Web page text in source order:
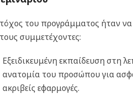
του προγράμματος ήταν να
συμμετέχοντες:
Εξειδικευμένη εκπαίδευση στη
ανατομία του προσώπου για
ακριβείς εφαρμογές.